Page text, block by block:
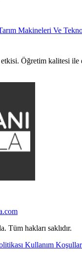
Makineleri Ve
etkisi. Öğretim kalitesi
Tüm hakları saklıdır.
Kullanım